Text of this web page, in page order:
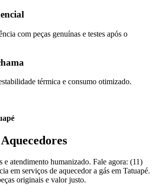
com peças genuínas e testes após o
térmica e consumo otimizado.
e atendimento humanizado. Fale agora: (11)
em serviços de aquecedor a gás em Tatuapé.
originais e valor justo.